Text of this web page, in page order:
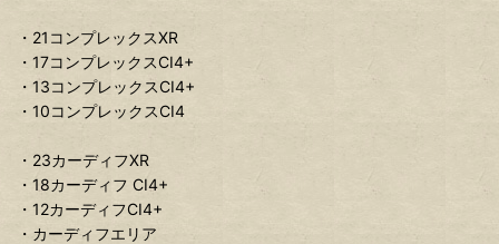
・21コンプレックスXR
・17コンプレックスCI4+
・13コンプレックスCI4+
・10コンプレックスCI4
・23カーディフXR
・18カーディフ CI4+
・12カーディフCI4+
・カーディフエリア